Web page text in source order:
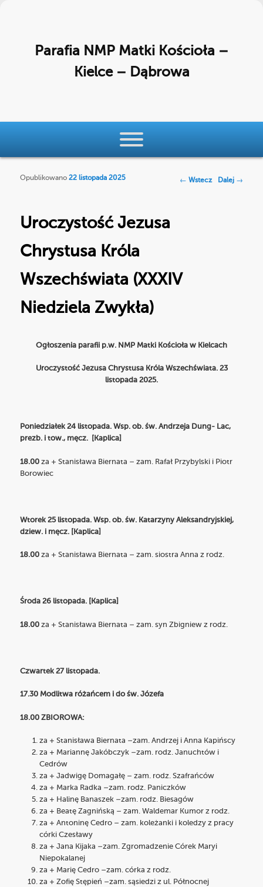
Parafia NMP Matki Kościoła –
Kielce – Dąbrowa
Nawigacja po
← Wstecz Dalej →
Uroczystość Jezusa
Chrystusa Króla
Wszechświata (XXXIV
Niedziela Zwykła)
Opublikowano22 listopada 2025
Ogłoszenia parafii p.w. NMP Matki Kościoła w Kielcach
Uroczystość Jezusa Chrystusa Króla Wszechświata. 23
listopada 2025.
Poniedziałek 24 listopada. Wsp. ob. św. Andrzeja Dung- Lac,
prezb. i tow., męcz. [Kaplica]
18.00 za + Stanisława Biernata – zam. Rafał Przybylski i Piotr
Borowiec
Wtorek 25 listopada. Wsp. ob. św. Katarzyny Aleksandryjskiej,
dziew. i męcz. [Kaplica]
18.00za + Stanisława Biernata – zam. siostra Anna z rodz.
Środa 26 listopada. [Kaplica]
18.00za + Stanisława Biernata – zam. syn Zbigniew z rodz.
Czwartek 27 listopada.
17.30 Modlitwa różańcem i do św. Józefa
18.00 ZBIOROWA:
za + Stanisława Biernata –zam. Andrzej i Anna Kapińscy
za + Mariannę Jakóbczyk –zam. rodz. Januchtów i
Cedrów
za + Jadwigę Domagałę – zam. rodz. Szafrańców
za + Marka Radka –zam. rodz. Paniczków
za + Halinę Banaszek –zam. rodz. Biesagów
za + Beatę Zagnińską – zam. Waldemar Kumor z rodz.
za + Antoninę Cedro – zam. koleżanki i koledzy z pracy
córki Czesławy
za + Jana Kijaka –zam. Zgromadzenie Córek Maryi
Niepokalanej
za + Marię Cedro –zam. córka z rodz.
za + Zofię Stępień –zam. sąsiedzi z ul. Północnej